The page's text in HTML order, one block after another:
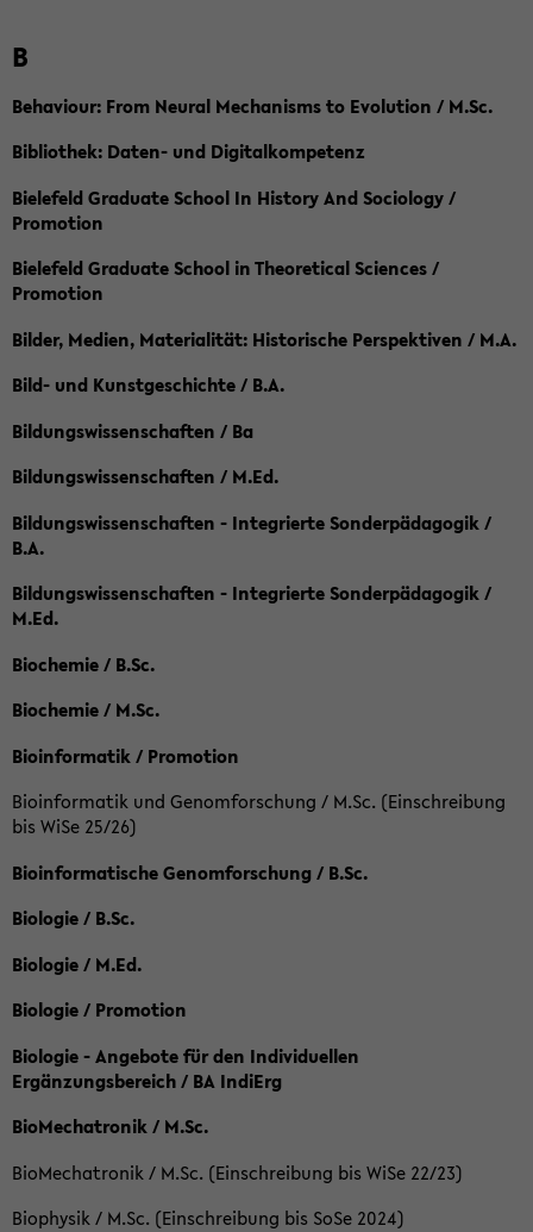
B
Behaviour: From Neural Mechanisms to Evolution / M.Sc.
Bibliothek: Daten- und Digitalkompetenz
Bielefeld Graduate School In History And Sociology /
Promotion
Bielefeld Graduate School in Theoretical Sciences /
Promotion
Bilder, Medien, Materialität: Historische Perspektiven / M.A.
Bild- und Kunstgeschichte / B.A.
Bildungswissenschaften / Ba
Bildungswissenschaften / M.Ed.
Bildungswissenschaften - Integrierte Sonderpädagogik /
B.A.
Bildungswissenschaften - Integrierte Sonderpädagogik /
M.Ed.
Biochemie / B.Sc.
Biochemie / M.Sc.
Bioinformatik / Promotion
Bioinformatik und Genomforschung / M.Sc. (Einschreibung
bis WiSe 25/26)
Bioinformatische Genomforschung / B.Sc.
Biologie / B.Sc.
Biologie / M.Ed.
Biologie / Promotion
Biologie - Angebote für den Individuellen
Ergänzungsbereich / BA IndiErg
BioMechatronik / M.Sc.
BioMechatronik / M.Sc. (Einschreibung bis WiSe 22/23)
Biophysik / M.Sc. (Einschreibung bis SoSe 2024)